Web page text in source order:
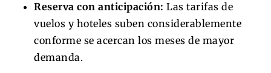
Reserva con anticipación: Las tarifas de
vuelos y hoteles suben considerablemente
conforme se acercan los meses de mayor
demanda.